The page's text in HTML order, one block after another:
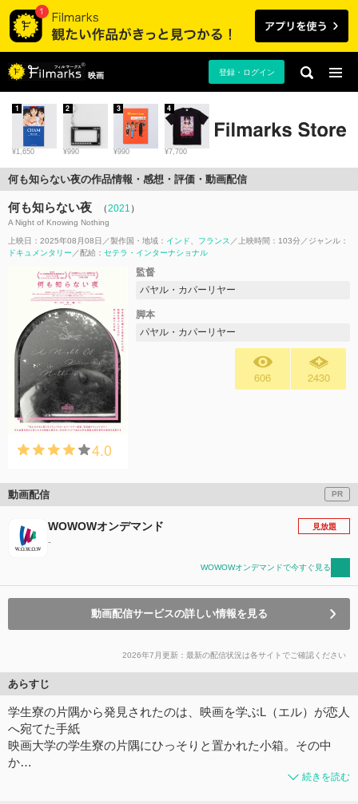
映画 登録・ログイン
¥1,650
1
¥990
2
¥990
3
¥7,700
4
何も知らない夜の作品情報・感想・評価・動画配信
何も知らない夜 （2021 ）
A Night of Knowing Nothing
上映日：2025年08月08日 製作国・地域： インド フランス 上映時間：103分
ジャンル：
ドキュメンタリー
配給： セテラ・インターナショナル
4.0
監督
パヤル・カパーリヤー
脚本
パヤル・カパーリヤー
606 2430
動画配信 PR
WOWOWオンデマンド
-
見放題
WOWOWオンデマンドで今すぐ見る
動画配信サービスの詳しい情報を見る
2026年7月更新：最新の配信状況は各サイトでご確認ください
あらすじ
学生寮の片隅から発見されたのは、映画を学ぶL（エル）が恋人
へ宛てた手紙
映画大学の学生寮の片隅にひっそりと置かれた小箱。その中
か…
続きを読む